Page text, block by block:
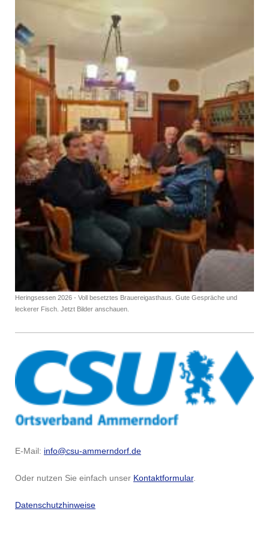
Heringsessen 2026 - Voll besetztes Brauereigasthaus. Gute Gespräche und
leckerer Fisch. Jetzt Bilder anschauen.
E-Mail: info@csu-ammerndorf.de
Oder nutzen Sie einfach unser Kontaktformular.
Datenschutzhinweise